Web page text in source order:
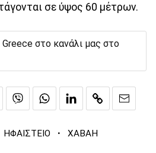
σε ύψος 60 μέτρων.
στο κανάλι μας στο
ΗΦΑΙΣΤΕΙΟ · ΧΑΒΑΗ